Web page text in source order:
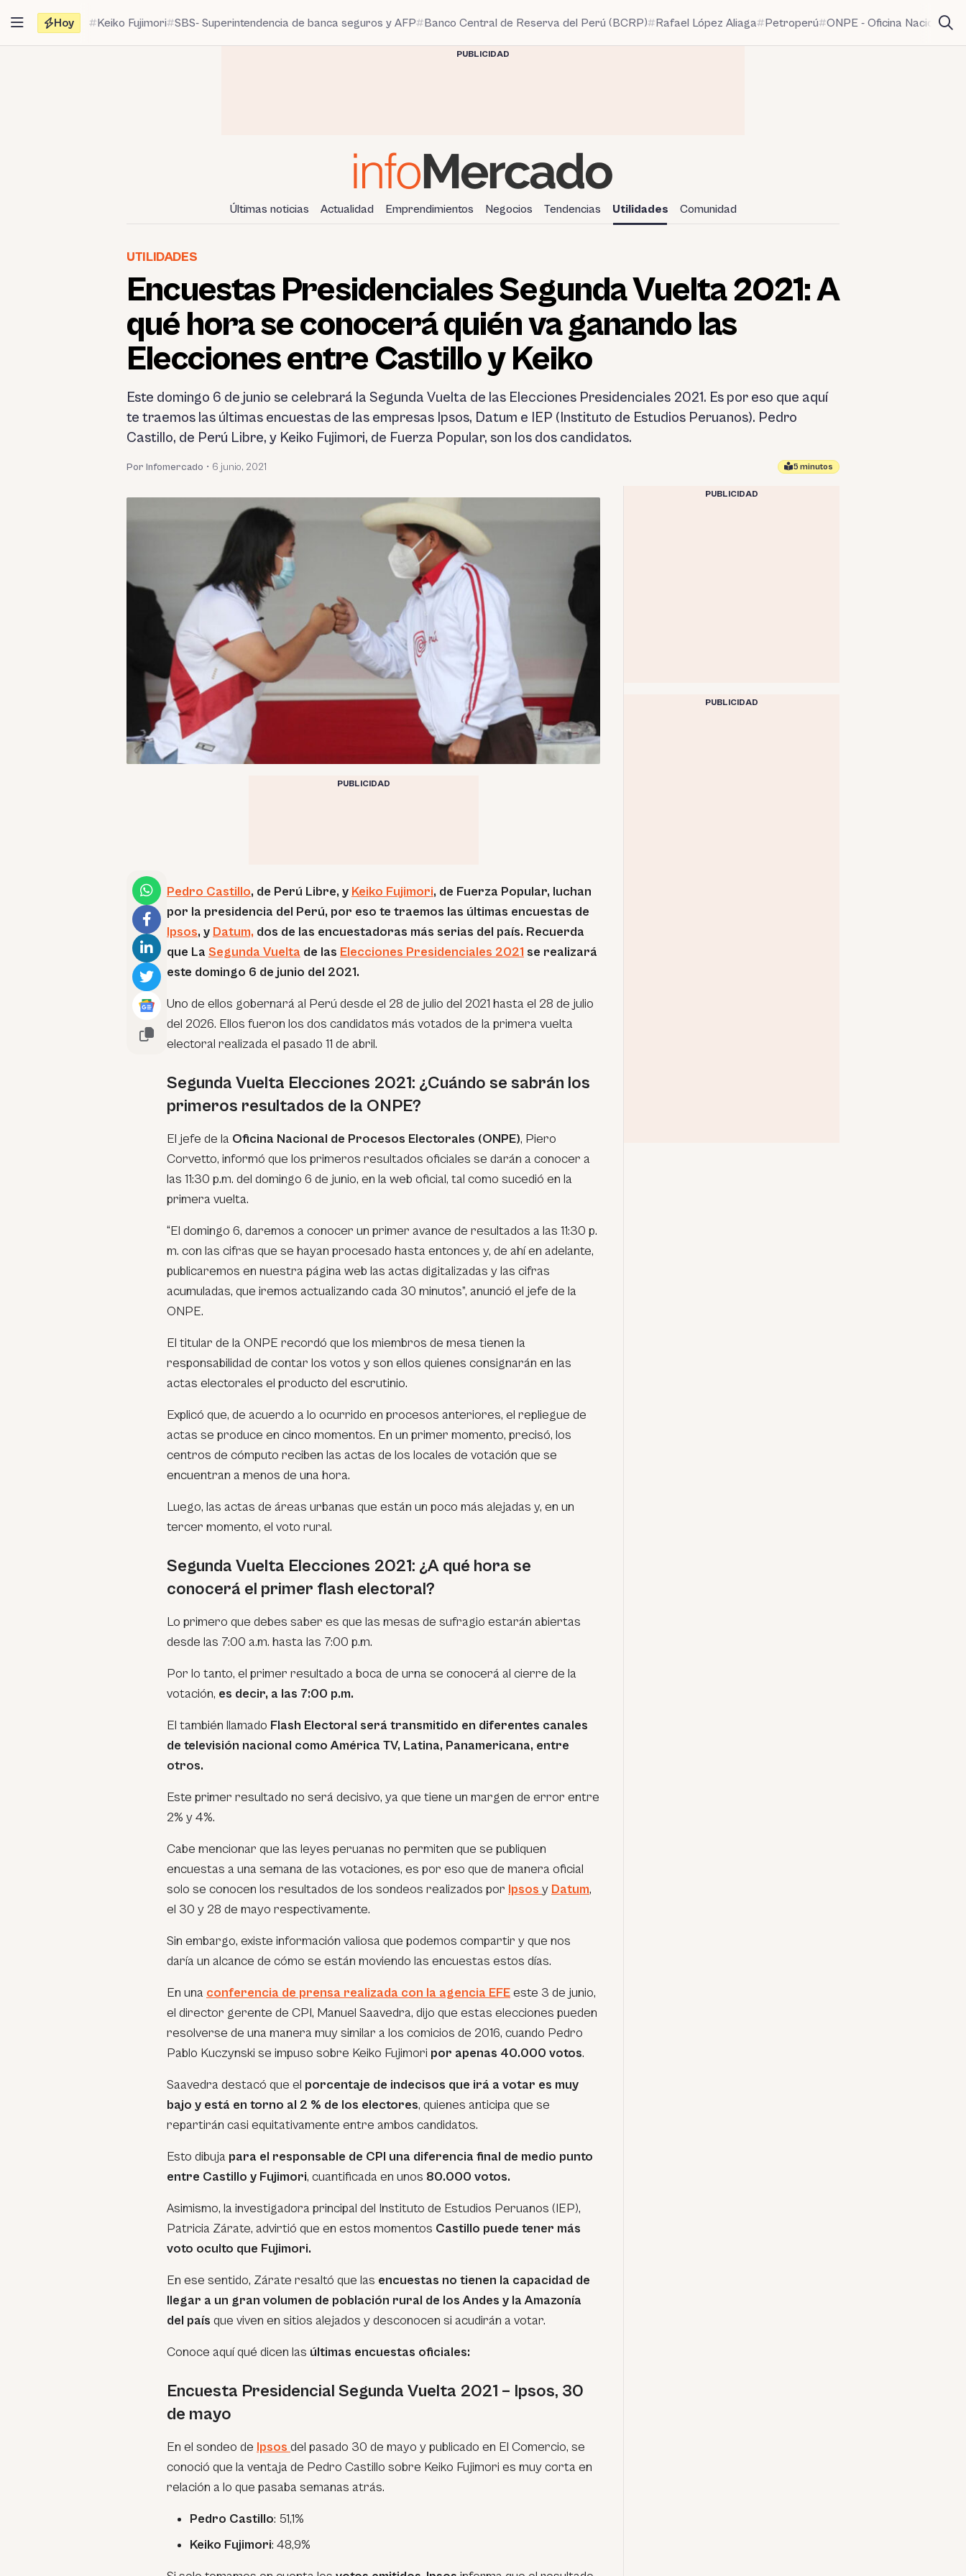
contenido
Hoy Keiko Fujimori SBS- Superintendencia de banca seguros y AFP Banco Central de Reserva del Perú (BCRP) Rafael López Aliaga Petroperú ONPE - Oficina Nacional
PUBLICIDAD
Últimas noticias Actualidad Emprendimientos Negocios Tendencias Utilidades Comunidad
UTILIDADES
Encuestas Presidenciales Segunda Vuelta 2021: A
qué hora se conocerá quién va ganando las
Elecciones entre Castillo y Keiko
Este domingo 6 de junio se celebrará la Segunda Vuelta de las Elecciones Presidenciales 2021. Es por eso que aquí
te traemos las últimas encuestas de las empresas Ipsos, Datum e IEP (Instituto de Estudios Peruanos). Pedro
Castillo, de Perú Libre, y Keiko Fujimori, de Fuerza Popular, son los dos candidatos.
Por Infomercado • 6 junio, 2021 5 minutos
PUBLICIDAD
Pedro Castillo, de Perú Libre, y Keiko Fujimori, de Fuerza Popular, luchan
por la presidencia del Perú, por eso te traemos las últimas encuestas de
Ipsos, y Datum, dos de las encuestadoras más serias del país. Recuerda
que La Segunda Vuelta de las Elecciones Presidenciales 2021 se realizará
este domingo 6 de junio del 2021.
Uno de ellos gobernará al Perú desde el 28 de julio del 2021 hasta el 28 de julio
del 2026. Ellos fueron los dos candidatos más votados de la primera vuelta
electoral realizada el pasado 11 de abril.
Segunda Vuelta Elecciones 2021: ¿Cuándo se sabrán los
primeros resultados de la ONPE?
El jefe de la Oficina Nacional de Procesos Electorales (ONPE), Piero
Corvetto, informó que los primeros resultados oficiales se darán a conocer a
las 11:30 p.m. del domingo 6 de junio, en la web oficial, tal como sucedió en la
primera vuelta.
“El domingo 6, daremos a conocer un primer avance de resultados a las 11:30 p.
m. con las cifras que se hayan procesado hasta entonces y, de ahí en adelante,
publicaremos en nuestra página web las actas digitalizadas y las cifras
acumuladas, que iremos actualizando cada 30 minutos”, anunció el jefe de la
ONPE.
El titular de la ONPE recordó que los miembros de mesa tienen la
responsabilidad de contar los votos y son ellos quienes consignarán en las
actas electorales el producto del escrutinio.
Explicó que, de acuerdo a lo ocurrido en procesos anteriores, el repliegue de
actas se produce en cinco momentos. En un primer momento, precisó, los
centros de cómputo reciben las actas de los locales de votación que se
encuentran a menos de una hora.
Luego, las actas de áreas urbanas que están un poco más alejadas y, en un
tercer momento, el voto rural.
Segunda Vuelta Elecciones 2021: ¿A qué hora se
conocerá el primer flash electoral?
Lo primero que debes saber es que las mesas de sufragio estarán abiertas
desde las 7:00 a.m. hasta las 7:00 p.m.
Por lo tanto, el primer resultado a boca de urna se conocerá al cierre de la
votación, es decir, a las 7:00 p.m.
El también llamado Flash Electoral será transmitido en diferentes canales
de televisión nacional como América TV, Latina, Panamericana, entre
otros.
Este primer resultado no será decisivo, ya que tiene un margen de error entre
2% y 4%.
Cabe mencionar que las leyes peruanas no permiten que se publiquen
encuestas a una semana de las votaciones, es por eso que de manera oficial
solo se conocen los resultados de los sondeos realizados por Ipsos y Datum,
el 30 y 28 de mayo respectivamente.
Sin embargo, existe información valiosa que podemos compartir y que nos
daría un alcance de cómo se están moviendo las encuestas estos días.
En una conferencia de prensa realizada con la agencia EFEeste 3 de junio,
el director gerente de CPI, Manuel Saavedra, dijo que estas elecciones pueden
resolverse de una manera muy similar a los comicios de 2016, cuando Pedro
Pablo Kuczynski se impuso sobre Keiko Fujimori por apenas 40.000 votos.
Saavedra destacó que el porcentaje de indecisos que irá a votar es muy
bajo y está en torno al 2 % de los electores, quienes anticipa que se
repartirán casi equitativamente entre ambos candidatos.
Esto dibuja para el responsable de CPI una diferencia final de medio punto
entre Castillo y Fujimori, cuantificada en unos 80.000 votos.
Asimismo, la investigadora principal del Instituto de Estudios Peruanos (IEP),
Patricia Zárate, advirtió que en estos momentos Castillo puede tener más
voto oculto que Fujimori.
En ese sentido, Zárate resaltó que las encuestas no tienen la capacidad de
llegar a un gran volumen de población rural de los Andes y la Amazonía
del país que viven en sitios alejados y desconocen si acudirán a votar.
Conoce aquí qué dicen las últimas encuestas oficiales:
Encuesta Presidencial Segunda Vuelta 2021 – Ipsos, 30
de mayo
En el sondeo de Ipsos del pasado 30 de mayo y publicado en El Comercio, se
conoció que la ventaja de Pedro Castillo sobre Keiko Fujimori es muy corta en
relación a lo que pasaba semanas atrás.
Pedro Castillo: 51,1%
Keiko Fujimori: 48,9%
PUBLICIDAD
PUBLICIDAD